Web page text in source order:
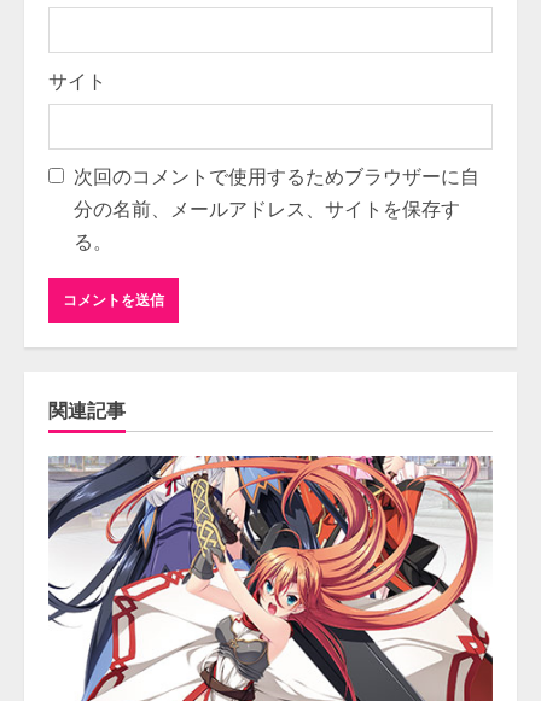
サイト
次回のコメントで使用するためブラウザーに自
分の名前、メールアドレス、サイトを保存す
る。
関連記事